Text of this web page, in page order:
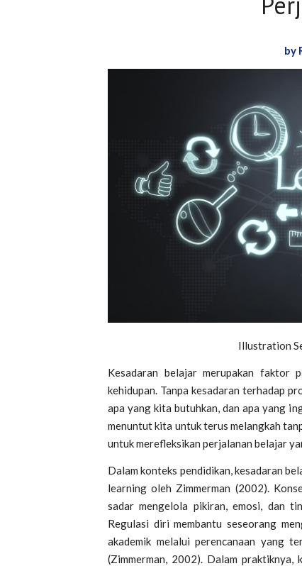
by
Illustration
Kesadaran belajar merupakan faktor
kehidupan. Tanpa kesadaran terhadap
apa yang kita butuhkan, dan apa yang
menuntut kita untuk terus melangkah
untuk merefleksikan perjalanan belajar
Dalam konteks pendidikan, kesadaran
learning oleh Zimmerman (2002).
sadar mengelola pikiran, emosi, dan
Regulasi diri membantu seseorang
akademik melalui perencanaan yang
(Zimmerman, 2002). Dalam praktiknya,